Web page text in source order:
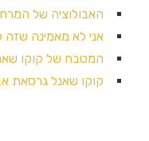
האבולוציה של
אני לא מאמינה שזה
המטבח של קוקו
קוקו שאנל גרסאת